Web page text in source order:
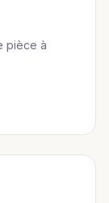
pièce à